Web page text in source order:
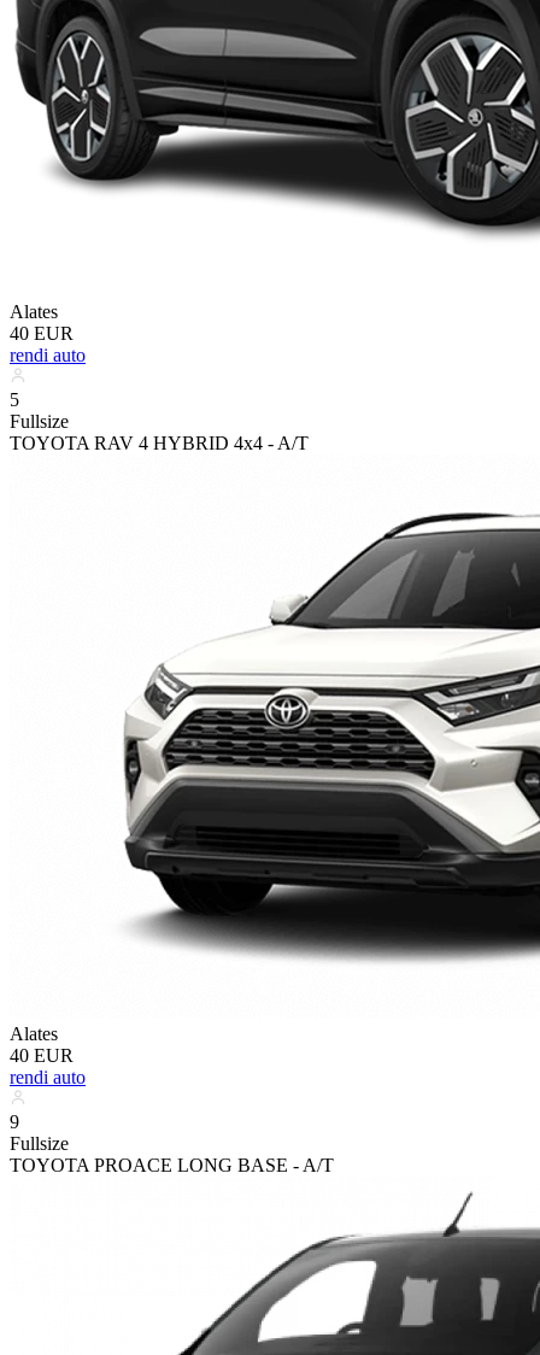
Alates
40 EUR
rendi auto
5
Fullsize
TOYOTA RAV 4 HYBRID 4x4 - A/T
Alates
40 EUR
rendi auto
9
Fullsize
TOYOTA PROACE LONG BASE - A/T